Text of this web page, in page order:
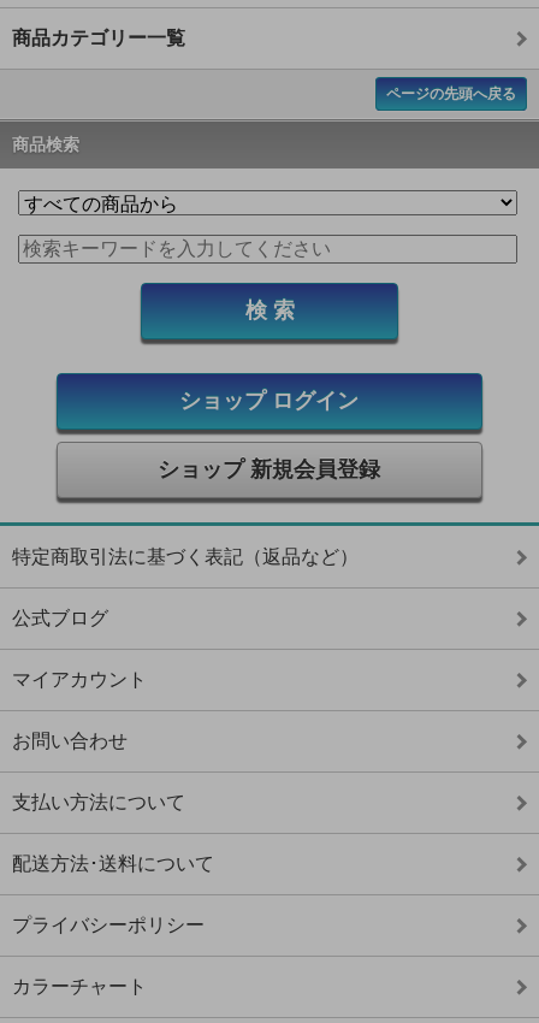
商品カテゴリー一覧
ページの先頭へ戻る
商品検索
ショップ ログイン
ショップ 新規会員登録
特定商取引法に基づく表記（返品など）
公式ブログ
マイアカウント
お問い合わせ
支払い方法について
配送方法･送料について
プライバシーポリシー
カラーチャート